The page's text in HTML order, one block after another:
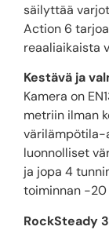
säilyttää
Action 6
reaaliaikaista
Kestävä ja
Kamera on
metriin ilman
värilämpötila-
luonnolliset
ja jopa 4
toiminnan -20
RockSteady